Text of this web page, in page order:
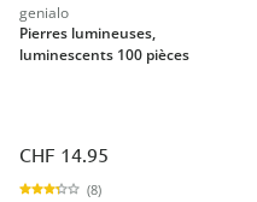
genialo
Pierres lumineuses,
luminescents 100 pièces
CHF 14.95
(8)